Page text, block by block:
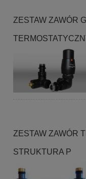
ZESTAW ZAWÓR
ZESTAW ZAWÓR
STRUKTURA P